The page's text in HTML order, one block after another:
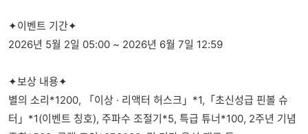
✦이벤트 기간✦
2026년 5월 2일 05:00 ~ 2026년 6월 7일 12:59
✦보상 내용✦
별의 소리*1200, 「이상 · 리액터 허스크」*1,「초신성급 핀볼 슈
터」*1(이벤트 칭호), 주파수 조절기*5, 특급 튜너*100, 2주년 기념